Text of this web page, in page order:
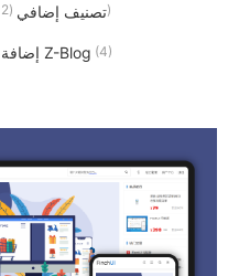
تصنيف إضافي(2)
إضافة Z-Blog (4)